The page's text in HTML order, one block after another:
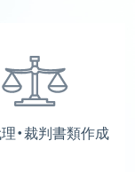
・裁判書類作成